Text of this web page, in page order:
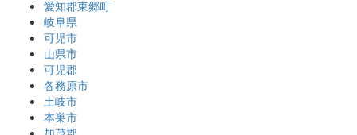
愛知郡東郷町
岐阜県
可児市
山県市
可児郡
各務原市
土岐市
本巣市